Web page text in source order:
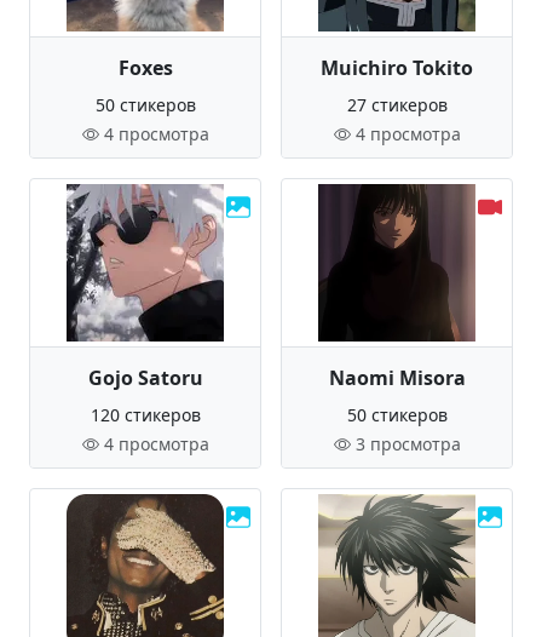
Foxes
50 стикеров
4 просмотра
Muichiro Tokito
27 стикеров
4 просмотра
Gojo Satoru
120 стикеров
4 просмотра
Naomi Misora
50 стикеров
3 просмотра